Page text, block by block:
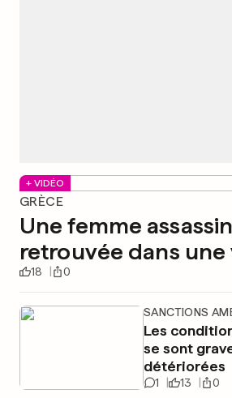
+ VIDÉO
GRÈCE
Une femme
retrouvée dans une
18 0
SANCTIONS
Les
se sont
détériorées
1 13 0